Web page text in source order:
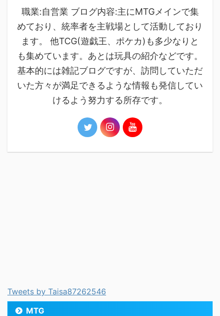
職業:自営業 ブログ内容:主にMTGメインで集
めており、統率者を主戦場として活動しており
ます。 他TCG(遊戯王、ポケカ)も多少なりと
も集めています。あとは玩具の紹介などです。
基本的には雑記ブログですが、訪問していただ
いた方々が満足できるような情報も発信してい
けるよう努力する所存です。
Tweets by Taisa87262546
MTG